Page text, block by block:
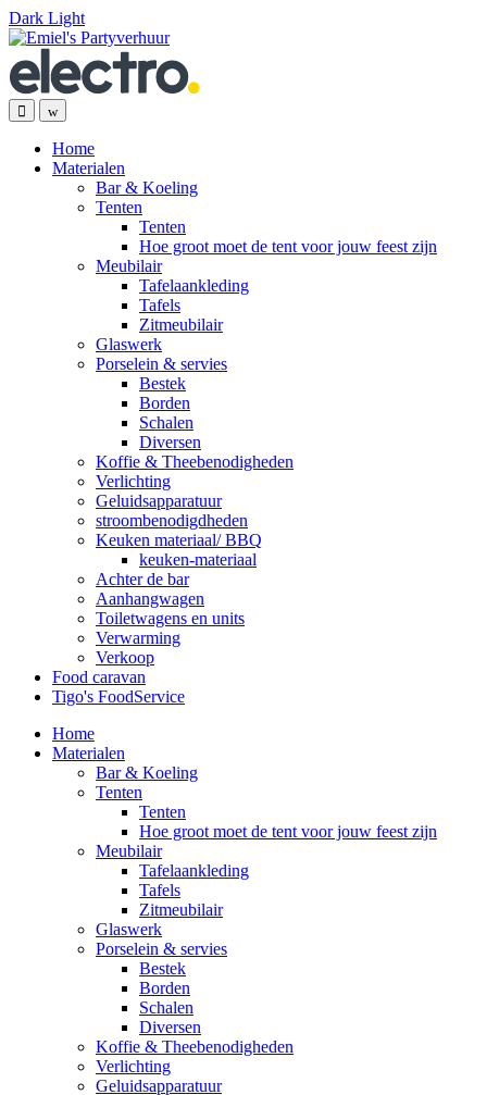
Dark Light
Skip
navigation
Skip
content
Home
Materialen
Bar & Koeling
Tenten
Tenten
Hoe groot moet de tent voor jouw feest zijn
Meubilair
Tafelaankleding
Tafels
Zitmeubilair
Glaswerk
Porselein & servies
Bestek
Borden
Schalen
Diversen
Koffie & Theebenodigheden
Verlichting
Geluidsapparatuur
stroombenodigdheden
Keuken materiaal/ BBQ
keuken-materiaal
Achter de bar
Aanhangwagen
Toiletwagens en units
Verwarming
Verkoop
Food caravan
Tigo's FoodService
Home
Materialen
Bar & Koeling
Tenten
Tenten
Hoe groot moet de tent voor jouw feest zijn
Meubilair
Tafelaankleding
Tafels
Zitmeubilair
Glaswerk
Porselein & servies
Bestek
Borden
Schalen
Diversen
Koffie & Theebenodigheden
Verlichting
Geluidsapparatuur